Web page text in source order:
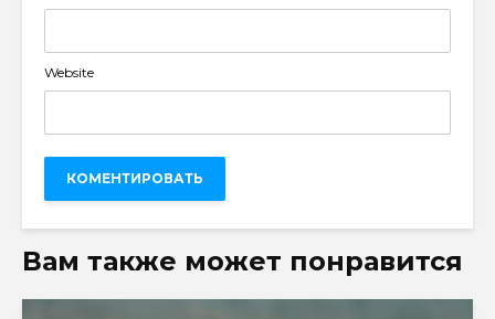
Website
Вам также может понравится